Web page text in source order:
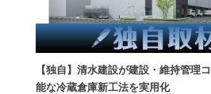
【独自】清水建設が建設・維持管理
能な冷蔵倉庫新工法を実用化